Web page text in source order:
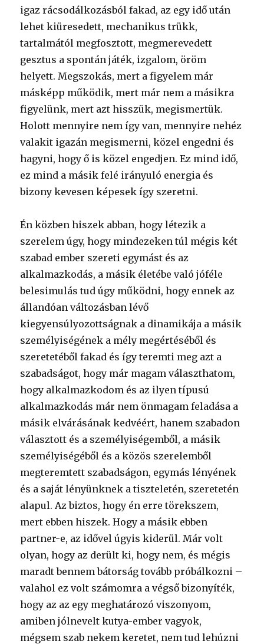
igaz rácsodálkozásból fakad, az egy idő után
lehet kiüresedett, mechanikus trükk,
tartalmától megfosztott, megmerevedett
gesztus a spontán játék, izgalom, öröm
helyett. Megszokás, mert a figyelem már
másképp működik, mert már nem a másikra
figyelünk, mert azt hisszük, megismertük.
Holott mennyire nem így van, mennyire nehéz
valakit igazán megismerni, közel engedni és
hagyni, hogy ő is közel engedjen. Ez mind idő,
ez mind a másik felé irányuló energia és
bizony kevesen képesek így szeretni.
Én közben hiszek abban, hogy létezik a
szerelem úgy, hogy mindezeken túl mégis két
szabad ember szereti egymást és az
alkalmazkodás, a másik életébe való jóféle
belesimulás tud úgy működni, hogy ennek az
állandóan változásban lévő
kiegyensúlyozottságnak a dinamikája a másik
személyiségének a mély megértéséből és
szeretetéből fakad és így teremti meg azt a
szabadságot, hogy már magam választhatom,
hogy alkalmazkodom és az ilyen típusú
alkalmazkodás már nem önmagam feladása a
másik elvárásának kedvéért, hanem szabadon
választott és a személyiségemből, a másik
személyiségéből és a közös szerelemből
megteremtett szabadságon, egymás lényének
és a saját lényünknek a tiszteletén, szeretetén
alapul. Az biztos, hogy én erre törekszem,
mert ebben hiszek. Hogy a másik ebben
partner-e, az idővel úgyis kiderül. Már volt
olyan, hogy az derült ki, hogy nem, és mégis
maradt bennem bátorság tovább próbálkozni –
valahol ez volt számomra a végső bizonyíték,
hogy az az egy meghatározó viszonyom,
amiben jólnevelt kutya-ember vagyok,
mégsem szab nekem keretet, nem tud lehúzni